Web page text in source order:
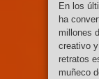
En los
ha
millones
creativo
retratos
muñeco